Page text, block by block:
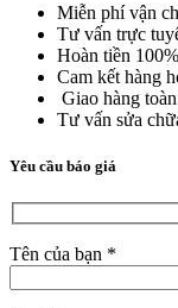
Miễn phí vận
Tư vấn trực
Hoàn tiền
Cam kết hàng
Giao hàng
Tư vấn sửa
Yêu cầu báo giá
Tên của bạn *